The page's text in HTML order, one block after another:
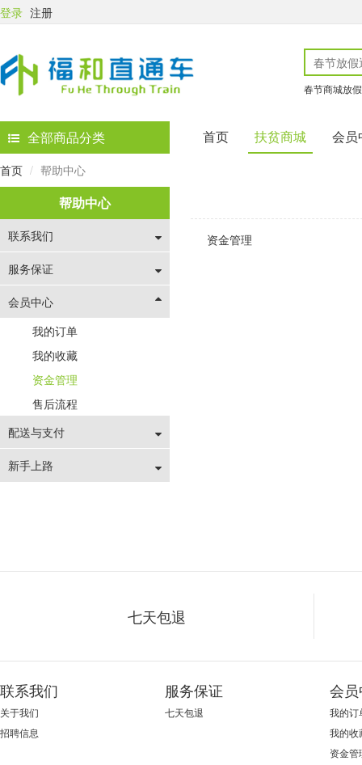
登录 注册
春节商城放
全部商品分类 首页 扶贫商城 会员
首页 帮助中心
帮助中心
联系我们
服务保证
会员中心
我的订单
我的收藏
资金管理
售后流程
配送与支付
新手上路
资金管理
七天包退
联系我们
关于我们
招聘信息
服务保证
七天包退
会
我的订
我的收
资金管